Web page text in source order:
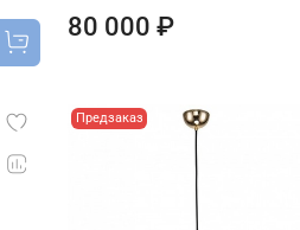
80 000 ₽
Предзаказ